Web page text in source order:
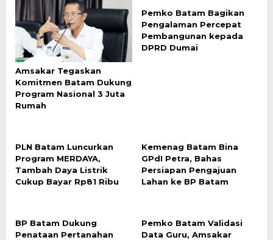
Amsakar Tegaskan
Komitmen Batam Dukung
Program Nasional 3 Juta
Rumah
Pemko Batam Bagikan
Pengalaman Percepat
Pembangunan kepada
DPRD Dumai
PLN Batam Luncurkan
Program MERDAYA,
Tambah Daya Listrik
Cukup Bayar Rp81 Ribu
Kemenag Batam Bina
GPdI Petra, Bahas
Persiapan Pengajuan
Lahan ke BP Batam
BP Batam Dukung
Penataan Pertanahan
Pemko Batam Validasi
Data Guru, Amsakar